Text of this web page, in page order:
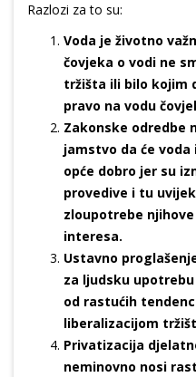
Razlozi za to su:
Voda je životno
čovjeka o vodi ne
tržišta ili bilo kojim
pravo na vodu
Zakonske odredbe
jamstvo da će
opće dobro jer su
provedive i tu
zloupotrebe
interesa.
Ustavno
za ljudsku
od rastućih
liberalizacijom
Privatizacija
neminovno nosi